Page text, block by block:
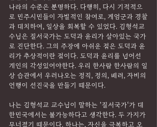
나라의 수준은 분명하다. 다행히, 다시 기적적으
로 민주시민들이 자발적인 참여로, 게엄군과 경찰
과 대치하여, 일상을 회복할 수 있었다. 김형석교
수님은 질서국가는 도덕과 윤리가 살아있는 국가
로 진단한다. 그의 주장에 아쉬운 점은 도덕과 윤
리가 추상적이란 점이다. 도덕과 윤리를 넘어선
개인의 각성있어야한다. 우리 한사람 한사람의 일
상 습관에서 우러나오는 정직, 정의, 배려, 자비의
언행이 선진국을 만들기 때문이다.
나는 김형석교 교수님이 말하는 ’질서국가‘가 대
한민국에서는 불가능하다고 생각한다. 두 가지가
무너졌기 때문이다. 하나는, 자신을 극복하고 오